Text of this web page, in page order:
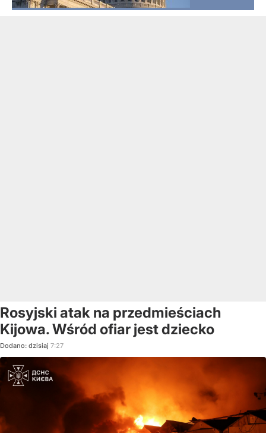
Rosyjski atak na przedmieściach
Kijowa. Wśród ofiar jest dziecko
Dodano: dzisiaj 7:27